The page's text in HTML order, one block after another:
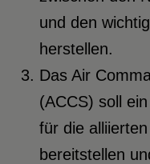
und den
herstellen.
Das Air
(ACCS) soll
für die
bereitstellen